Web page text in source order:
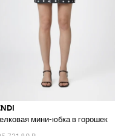
мини-юбка в горошек